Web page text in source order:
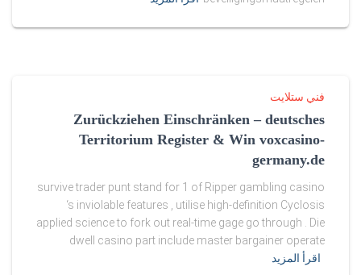
i
n
u
s
a
.
فني ستلايت
Zurückziehen Einschränken – deutsches
Territorium Register & Win voxcasino-
germany.de
survive trader punt stand for 1 of Ripper gambling casino
‘s inviolable features , utilise high-definition Cyclosis
applied science to fork out real-time gage go through . Die
dwell casino part include master bargainer operate
اقرأ المزيد